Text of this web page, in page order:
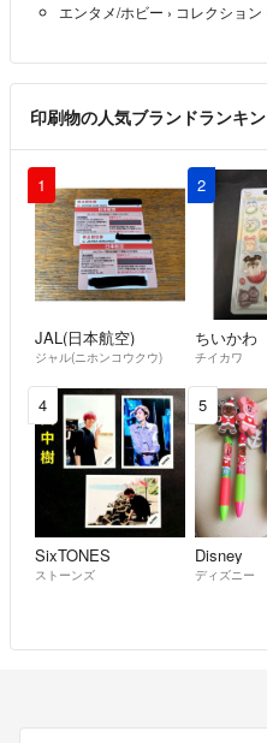
エンタメ/ホビー › コレクション
印刷物の人気ブランドランキ
1
JAL(日本航空)
ジャル(ニホンコウクウ)
2
ちいかわ
チイカワ
4
SixTONES
ストーンズ
5
Disney
ディズニー